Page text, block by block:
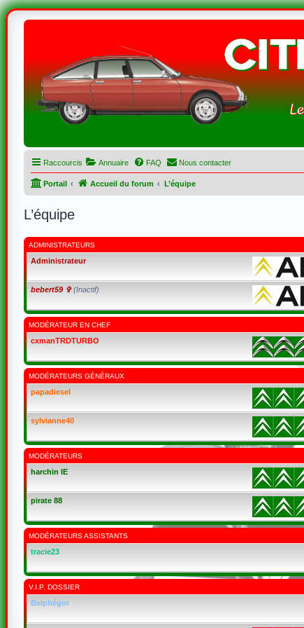
Raccourcis Annuaire FAQ Nous contacter
Portail Accueil du forum L’équipe
L’équipe
ADMINISTRATEURS
Administrateur
bebert59 ✞(Inactif)
MODÉRATEUR EN CHEF
cxmanTRDTURBO
MODÉRATEURS GÉNÉRAUX
papadiesel
sylvianne40
MODÉRATEURS
harchin IE
pirate 88
MODÉRATEURS ASSISTANTS
tracie23
V.I.P. DOSSIER
Belphégor